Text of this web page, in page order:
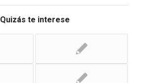
Quizás te interese